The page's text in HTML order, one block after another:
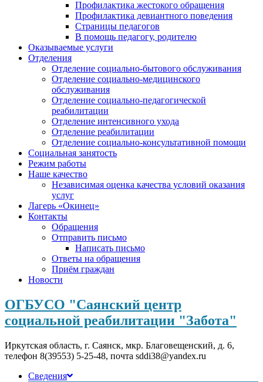
Профилактика жестокого обращения
Профилактика девиантного поведения
Страницы педагогов
В помощь педагогу, родителю
Оказываемые услуги
Отделения
Отделение социально-бытового обслуживания
Отделение социально-медицинского
обслуживания
Отделение социально-педагогической
реабилитации
Отделение интенсивного ухода
Отделение реабилитации
Отделение социально-консультативной помощи
Социальная занятость
Режим работы
Наше качество
Независимая оценка качества условий оказания
услуг
Лагерь «Окинец»
Контакты
Обращения
Отправить письмо
Написать письмо
Ответы на обращения
Приём граждан
Новости
ОГБУСО "Саянский центр
социальной реабилитации "Забота"
Иркутская область, г. Саянск, мкр. Благовещенский, д. 6,
телефон 8(39553) 5-25-48, почта sddi38@yandex.ru
Сведения